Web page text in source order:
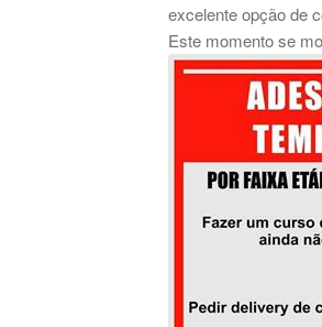
excelente opção de
Este momento se